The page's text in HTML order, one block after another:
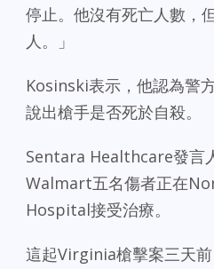
停止。他沒有死亡人數，
人。」
Kosinski表示，他認為警
說出槍手是否死於自殺。
Sentara Healthcare發言
Walmart五名傷者正在
Hospital接受治療。
這起Virginia槍擊案三天